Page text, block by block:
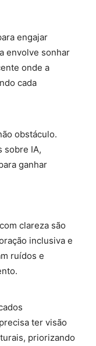
engajar
envolve sonhar
onde a
cada
obstáculo.
sobre IA,
ganhar
clareza são
inclusiva e
ruídos e
ter visão
priorizando